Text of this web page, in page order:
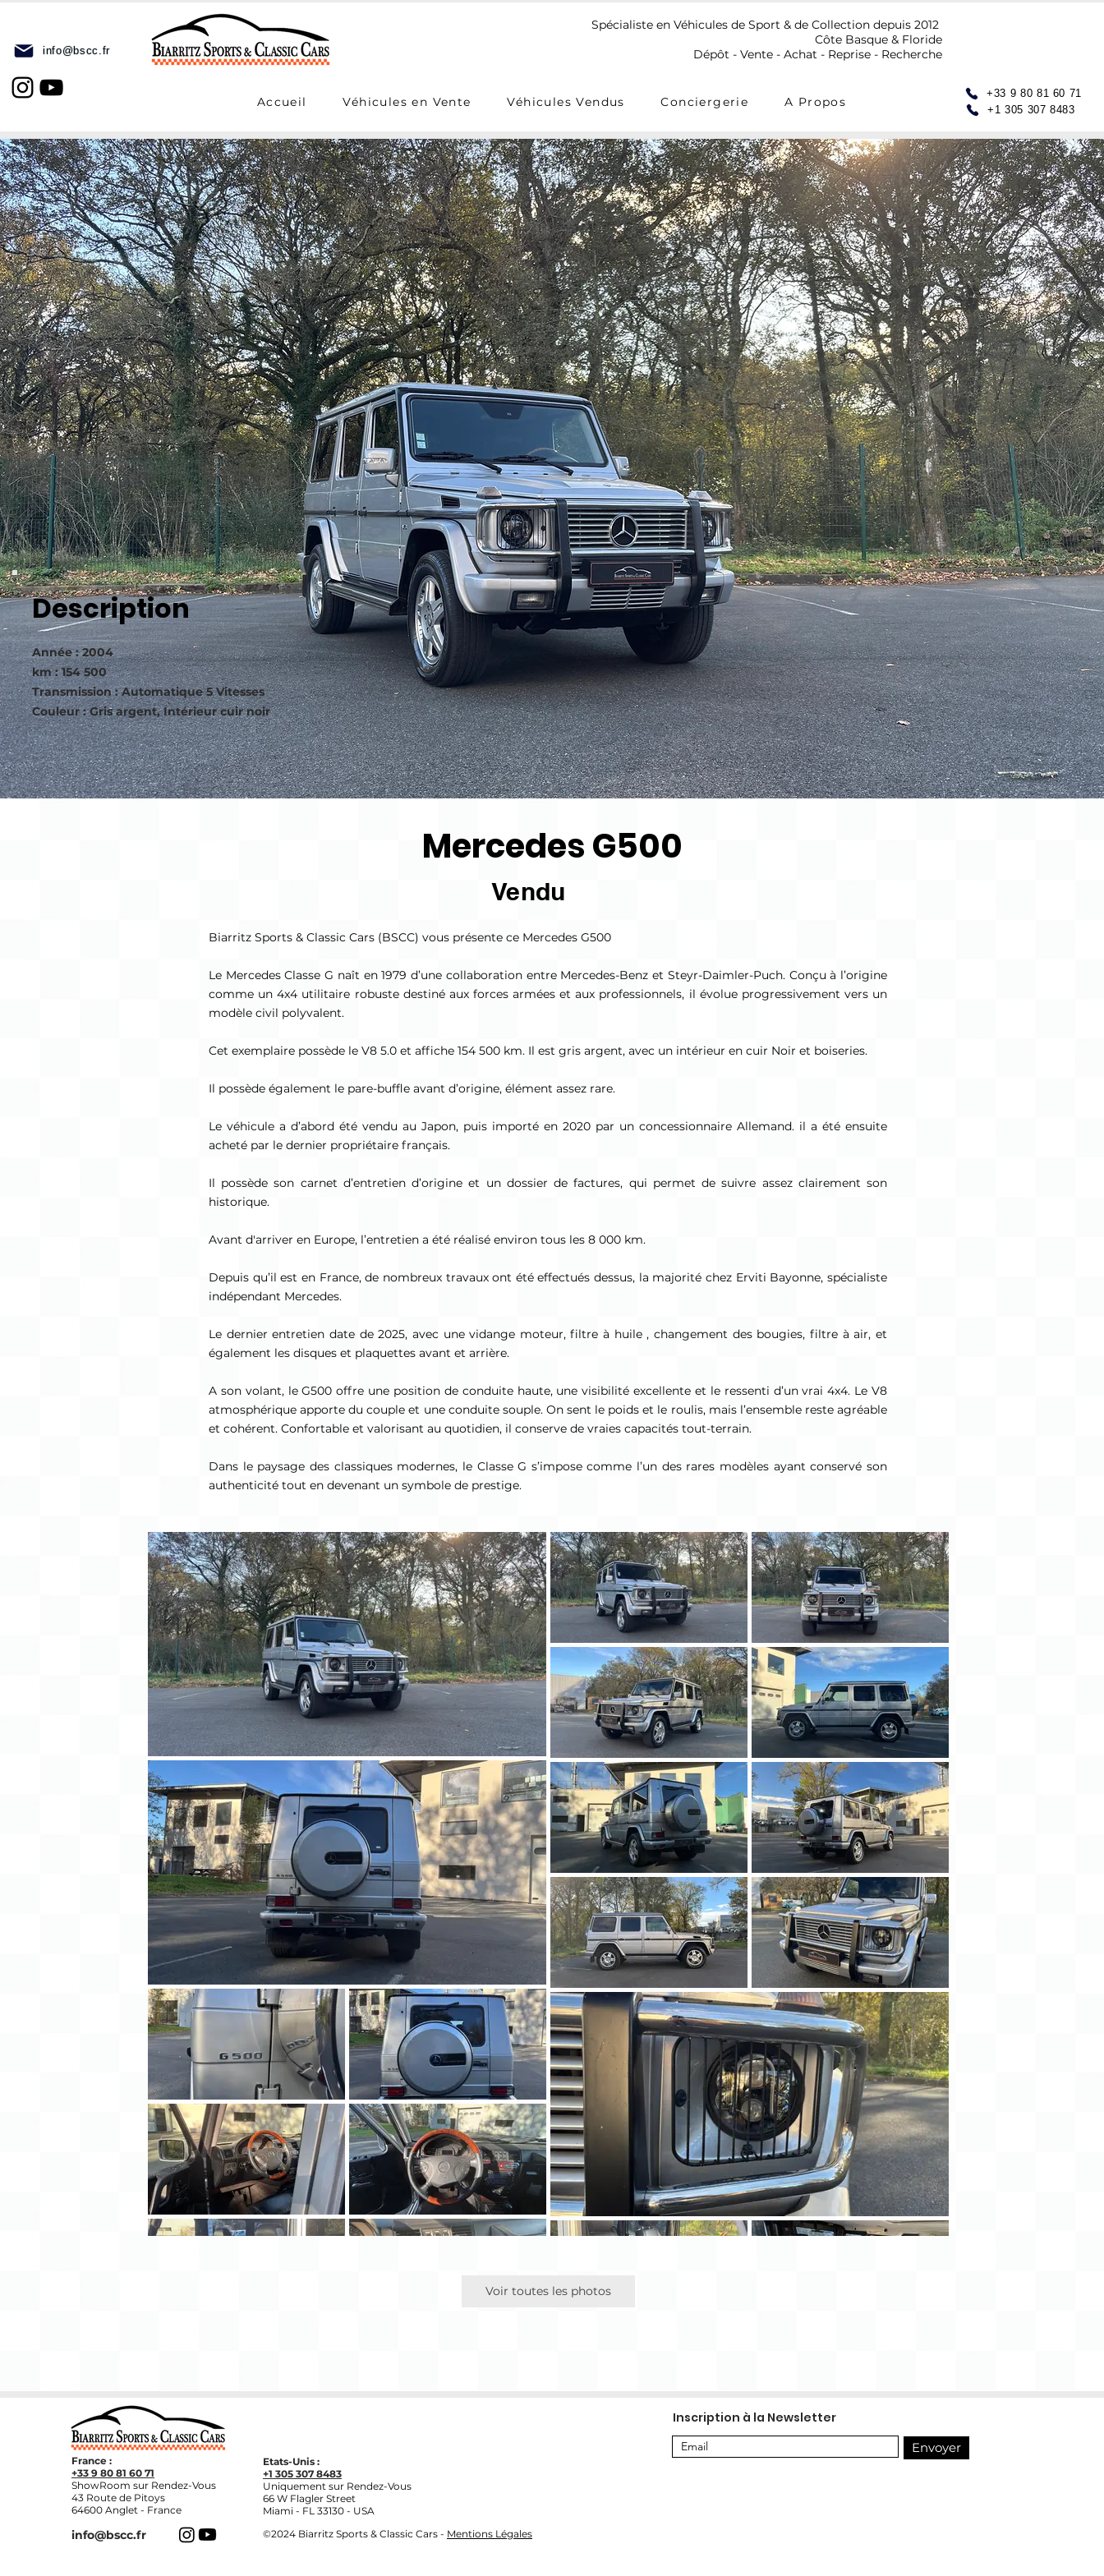
info@bscc.fr
Spécialiste en Véhicules de Sport & de Collection depuis 2012
Côte Basque & Floride
Dépôt - Vente - Achat - Reprise - Recherche
+33 9 80 81 60 71
+1 305 307 8483
Accueil Véhicules en Vente Véhicules Vendus Conciergerie A Propos
Année : 2004
km : 154 500
Transmission : Automatique 5 Vitesses
Couleur : Gris argent, Intérieur cuir noir
Description
Mercedes G500
Biarritz Sports & Classic Cars (BSCC) vous présente ce Mercedes G500
Le Mercedes Classe G naît en 1979 d’une collaboration entre Mercedes-Benz et Steyr-Daimler-Puch. Conçu à l’origine
comme un 4x4 utilitaire robuste destiné aux forces armées et aux professionnels, il évolue progressivement vers un
modèle civil polyvalent.
Cet exemplaire possède le V8 5.0 et affiche 154 500 km. Il est gris argent, avec un intérieur en cuir Noir et boiseries.
Il possède également le pare-buffle avant d’origine, élément assez rare.
Le véhicule a d’abord été vendu au Japon, puis importé en 2020 par un concessionnaire Allemand. il a été ensuite
acheté par le dernier propriétaire français.
Il possède son carnet d’entretien d’origine et un dossier de factures, qui permet de suivre assez clairement son
historique.
Avant d'arriver en Europe, l’entretien a été réalisé environ tous les 8 000 km.
Depuis qu’il est en France, de nombreux travaux ont été effectués dessus, la majorité chez Erviti Bayonne, spécialiste
indépendant Mercedes.
Le dernier entretien date de 2025, avec une vidange moteur, filtre à huile , changement des bougies, filtre à air, et
également les disques et plaquettes avant et arrière.
A son volant, le G500 offre une position de conduite haute, une visibilité excellente et le ressenti d’un vrai 4x4. Le V8
atmosphérique apporte du couple et une conduite souple. On sent le poids et le roulis, mais l’ensemble reste agréable
et cohérent. Confortable et valorisant au quotidien, il conserve de vraies capacités tout-terrain.
Dans le paysage des classiques modernes, le Classe G s’impose comme l’un des rares modèles ayant conservé son
authenticité tout en devenant un symbole de prestige.
Vendu
Voir toutes les photos
France :
+33 9 80 81 60 71
ShowRoom sur Rendez-Vous
43 Route de Pitoys
64600 Anglet - France
info@bscc.fr
Etats-Unis :
+1 305 307 8483
Uniquement sur Rendez-Vous
66 W Flagler Street
Miami - FL 33130 - USA
©2024 Biarritz Sports & Classic Cars - Mentions Légales
Inscription à la Newsletter
Envoyer